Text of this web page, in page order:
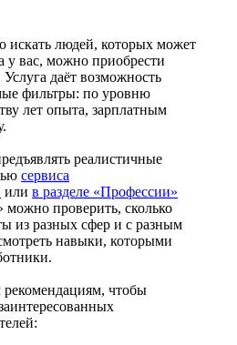
искать людей, которых может
у вас, можно приобрести
даёт возможность
фильтры: по уровню
лет опыта, зарплатным
реалистичные
сервиса
или в разделе «Профессии»
можно проверить, сколько
из разных сфер и с разным
навыки, которыми
рекомендациям, чтобы